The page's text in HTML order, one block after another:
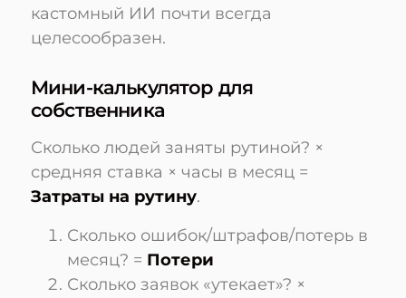
кастомный ИИ почти всегда
целесообразен.
Мини-калькулятор для
собственника
Сколько людей заняты рутиной? ×
средняя ставка × часы в месяц =
Затраты на рутину.
Сколько ошибок/штрафов/потерь в
месяц? = Потери
Сколько заявок «утекает»? ×